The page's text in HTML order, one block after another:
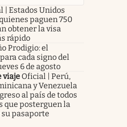
| Estados Unidos
paguen 750
obtener la visa
rápido
Prodigio: el
cada signo del
6 de agosto
viaje Oficial | Perú,
y Venezuela
al país de todos
que posterguen la
pasaporte